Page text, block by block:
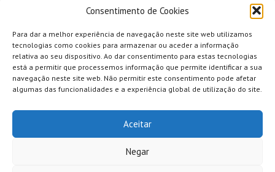
Consentimento de Cookies
Para dar a melhor experiência de navegação neste site web utilizamos
tecnologias como cookies para armazenar ou aceder a informação
relativa ao seu dispositivo. Ao dar consentimento para estas tecnologias
está a permitir que processemos informação que permite identificar a sua
navegação neste site web. Não permitir este consentimento pode afetar
algumas das funcionalidades e a experiência global de utilização do site.
Aceitar
Negar